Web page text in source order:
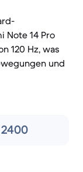
Note 14 Pro
120 Hz, was
und
2400